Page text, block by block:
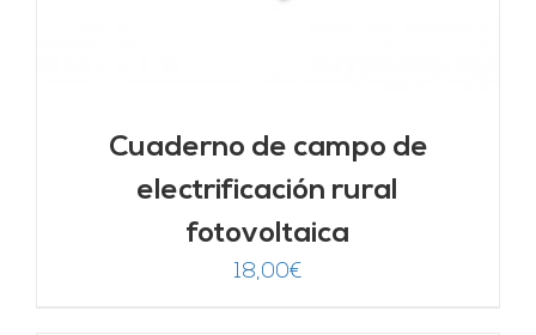
Cuaderno de campo de
electrificación rural
fotovoltaica
18,00€